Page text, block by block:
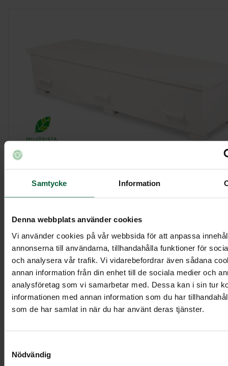
Samtycke Information
Denna webbplats använder cookies
Vi använder cookies på vår webbsida för att anpassa
annonserna till användarna, tillhandahålla funktioner för
och analysera vår trafik. Vi vidarebefordrar även sådana
annan information från din enhet till de sociala medier och
analysföretag som vi samarbetar med. Dessa kan i sin tur
informationen med annan information som du har
som de har samlat in när du har använt deras tjänster.
Nödvändig
Kista Orbit, vit
12 495 kr
Visa mer